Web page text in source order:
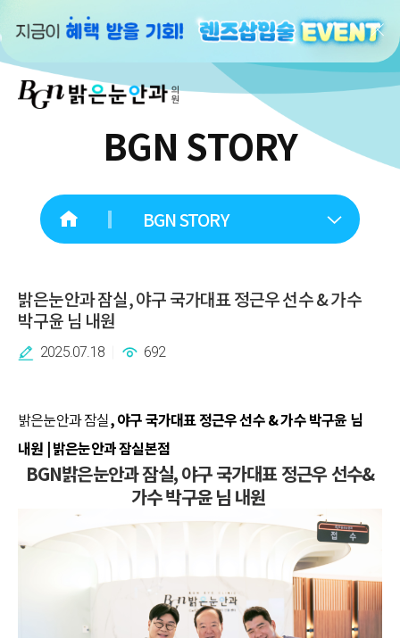
BGN STORY
BGN STORY
밝은눈안과 잠실, 야구 국가대표 정근우 선수 & 가수
박구윤 님 내원
2025.07.18 692
밝은눈안과 잠실, 야구 국가대표 정근우 선수 & 가수 박구윤 님
내원 | 밝은눈안과 잠실본점
BGN밝은눈안과 잠실, 야구 국가대표 정근우 선수&
가수 박구윤 님 내원